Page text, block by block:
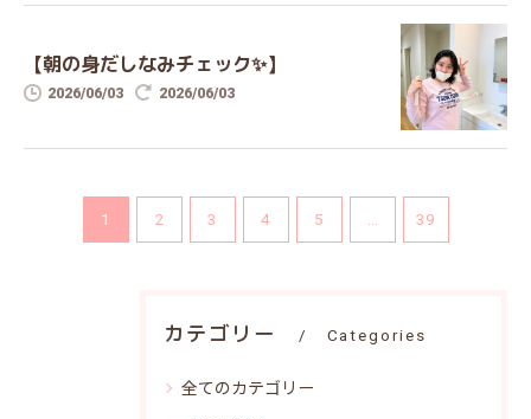
【朝の身だしなみチェック✨】
2026/06/03 2026/06/03
1 2 3 4 5 39
カテゴリー Categories
全てのカテゴリー